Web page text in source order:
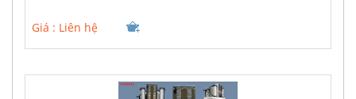
Giá : Liên hệ